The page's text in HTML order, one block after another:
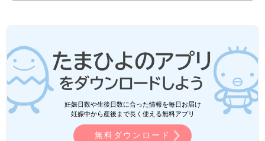
妊娠日数や生後日数に合った情報を毎日お届け
妊娠中から産後まで長く使える無料アプリ
無料ダウンロード